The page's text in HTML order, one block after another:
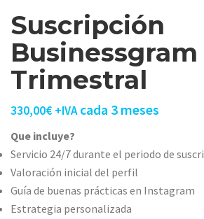
Suscripción
Businessgram
Trimestral
330,00€ +IVA cada 3 meses
Que incluye?
Servicio 24/7 durante el periodo de
Valoración inicial del perfil
Guía de buenas prácticas en Instagram
Estrategia personalizada